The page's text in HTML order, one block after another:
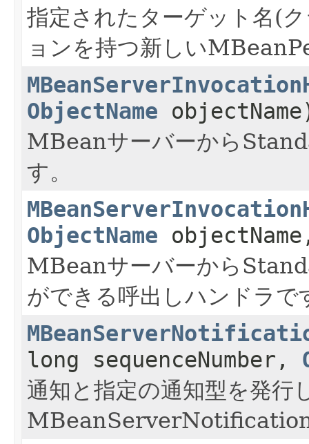
指定されたターゲット名(
ョンを持つ新しい
ObjectName
MBeanサーバーから
す。
ObjectName
MBeanサーバーから
ができる呼出しハンドラで
long sequenceNumber,
通知と指定の通知型を発
MBeanServerNotification